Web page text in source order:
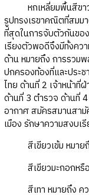
หกเหลี่ยมพื้นสีขาวแ
รูปทรงเรขาคณิตที่สมม
ที่สุดในการจับตัวกันขอ
เรียงตัวพอดีจึงมีทั้งคว
ด้าน หมายถึง การรวม
ปกครองท้องที่และประ
ไทย ด้านที่ 2 เจ้าหน้าที่
ด้านที่ 3 ตำรวจ ด้านที่
อากาศ สมัครสมานสา
เมือง รักษาความสงบเ
สีเขียวเข้ม หมาย
สีเขียวมะกอกหรือ
สีเทา หมายถึง คว